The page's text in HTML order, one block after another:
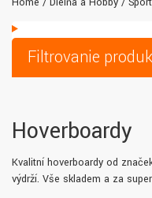
Filtrovanie
Hoverboardy
Kvalitní hoverboardy od
výdrží. Vše skladem a za